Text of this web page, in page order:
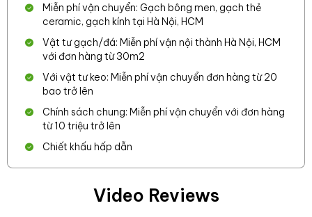
Miễn phí vận chuyển: Gạch bông men, gạch thẻ
ceramic, gạch kính tại Hà Nội, HCM
Vật tư gạch/đá: Miễn phí vận nội thành Hà Nội, HCM
với đơn hàng từ 30m2
Với vật tư keo: Miễn phí vận chuyển đơn hàng từ 20
bao trở lên
Chính sách chung: Miễn phí vận chuyển với đơn hàng
từ 10 triệu trở lên
Chiết khấu hấp dẫn
Video Reviews